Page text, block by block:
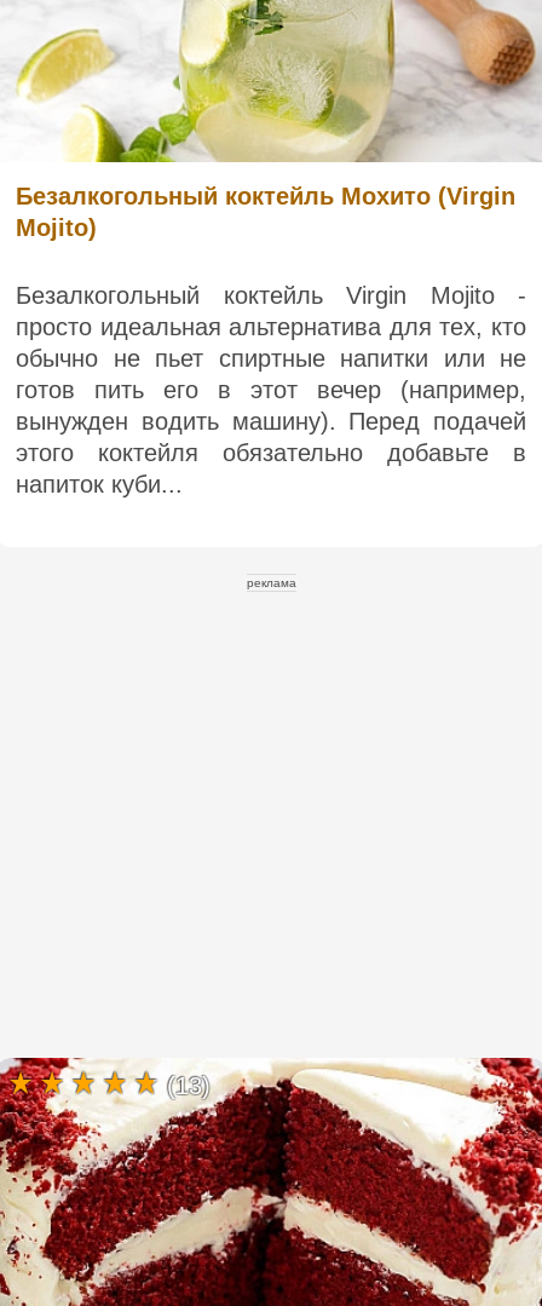
Безалкогольный коктейль Мохито (Virgin
Mojito)
Безалкогольный коктейль Virgin Mojito -
просто идеальная альтернатива для тех, кто
обычно не пьет спиртные напитки или не
готов пить его в этот вечер (например,
вынужден водить машину). Перед подачей
этого коктейля обязательно добавьте в
напиток куби...
реклама
(13)